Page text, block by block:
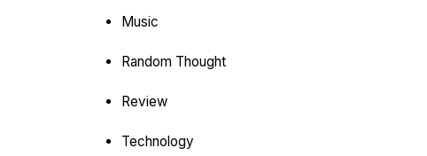
Music
Random Thought
Review
Technology